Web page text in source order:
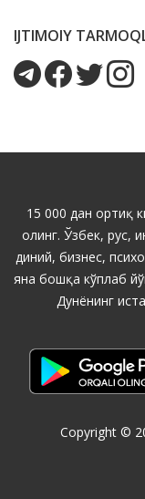
IJTIMOIY
15 000 дан ортиқ
олинг. Ўзбек, рус,
диний, бизнес,
яна бошқа кўплаб
Дунёнинг
Copyright ©